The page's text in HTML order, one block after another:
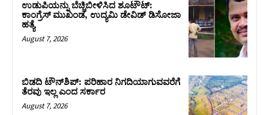
ಉಡುಪಿಯನ್ನು ಬೆಚ್ಚಿಬೀಳಿಸಿದ ಶೂಟೌಟ್‌:
ಕಾಂಗ್ರೆಸ್‌ ಮುಖಂಡ, ಉದ್ಯಮಿ ಡೇವಿಡ್ ಡಿಸೋಜಾ
ಹತ್ಯೆ
August 7, 2026
ಬಿಡದಿ ಟೌನ್‌ಶಿಪ್‌: ಪರಿಹಾರ ನಿಗದಿಯಾಗುವವರೆಗೆ
ತೆರವು ಇಲ್ಲ ಎಂದ ಸರ್ಕಾರ
August 7, 2026